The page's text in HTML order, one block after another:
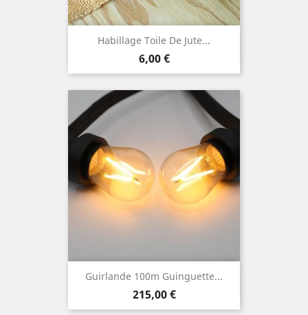
Habillage Toile De Jute...
Prix
6,00 €
Guirlande 100m Guinguette...
Prix
215,00 €